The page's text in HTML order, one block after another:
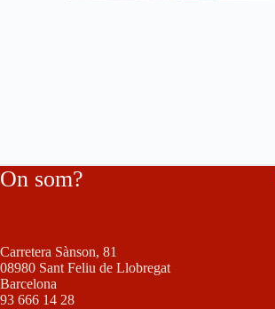
On som?
Carretera Sànson, 81
08980 Sant Feliu de Llobregat
Barcelona
93 666 14 28